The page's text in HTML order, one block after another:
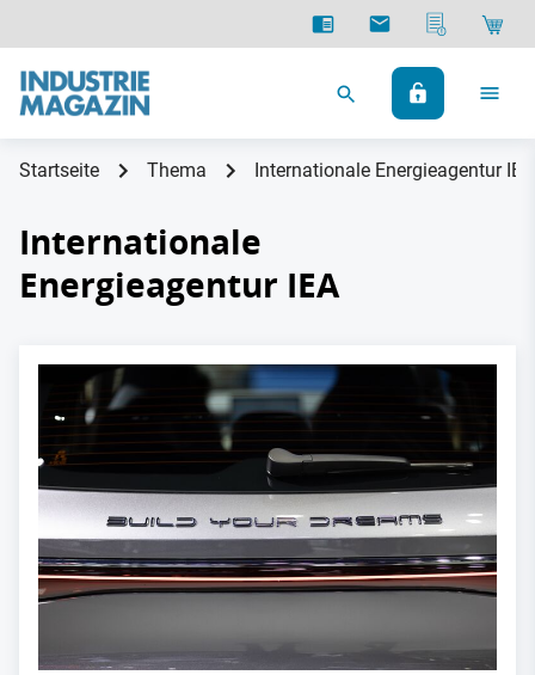
Startseite Thema Internationale Energieagentur IEA
Internationale
Energieagentur IEA